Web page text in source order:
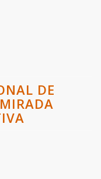
DE